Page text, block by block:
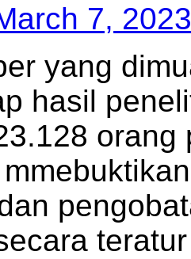
7, 2023
yang
hasil